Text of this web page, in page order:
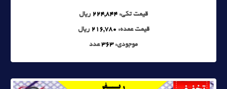
قیمت تکی: 224,844 ریال
قیمت عمده: 216,780 ریال
موجودی:363عدد